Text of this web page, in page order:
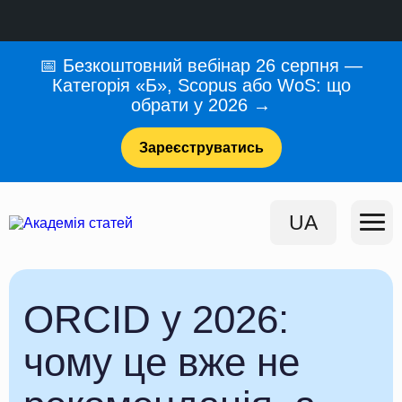
📅 Безкоштовний вебінар 26 серпня —
Категорія «Б», Scopus або WoS: що
обрати у 2026 →
Зареєструватись
UA
ORCID у 2026:
чому це вже не